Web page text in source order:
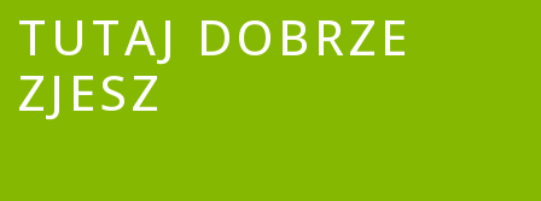
TUTAJ DOBRZE
ZJESZ